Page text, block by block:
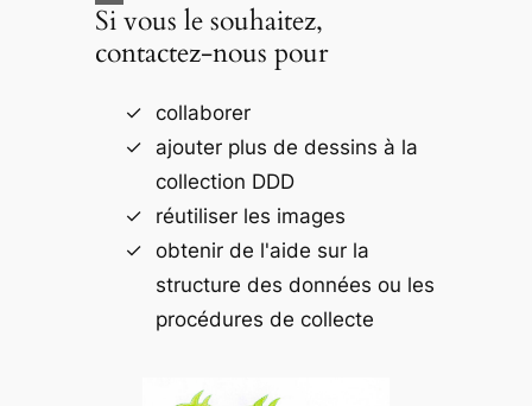
Si vous le souhaitez,
contactez-nous pour
collaborer
ajouter plus de dessins à la
collection DDD
réutiliser les images
obtenir de l'aide sur la
structure des données ou les
procédures de collecte